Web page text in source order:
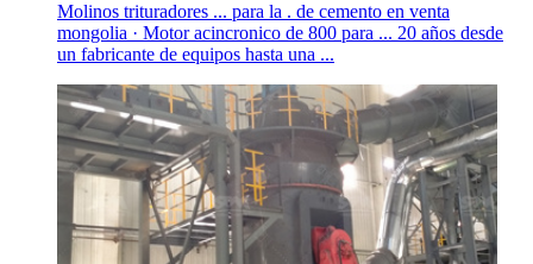
Molinos trituradores ... para la . de cemento en venta
mongolia · Motor acincronico de 800 para ... 20 años desde
un fabricante de equipos hasta una ...